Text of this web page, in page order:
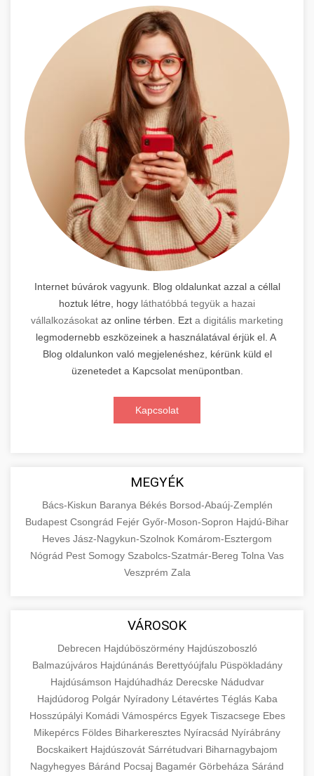
Internet búvárok vagyunk. Blog oldalunkat azzal a céllal
hoztuk létre, hogy láthatóbbá tegyük a hazai
vállalkozásokat az online térben. Ezt a digitális marketing
legmodernebb eszközeinek a használatával érjük el. A
Blog oldalunkon való megjelenéshez, kérünk küld el
üzenetedet a Kapcsolat menüpontban.
Kapcsolat
MEGYÉK
Bács-Kiskun Baranya Békés Borsod-Abaúj-Zemplén
Budapest Csongrád Fejér Győr-Moson-Sopron Hajdú-Bihar
Heves Jász-Nagykun-Szolnok Komárom-Esztergom
Nógrád Pest Somogy Szabolcs-Szatmár-Bereg Tolna Vas
Veszprém Zala
VÁROSOK
Debrecen Hajdúböszörmény Hajdúszoboszló
Balmazújváros Hajdúnánás Berettyóújfalu Püspökladány
Hajdúsámson Hajdúhadház Derecske Nádudvar
Hajdúdorog Polgár Nyíradony Létavértes Téglás Kaba
Hosszúpályi Komádi Vámospércs Egyek Tiszacsege Ebes
Mikepércs Földes Biharkeresztes Nyíracsád Nyírábrány
Bocskaikert Hajdúszovát Sárrétudvari Biharnagybajom
Nagyhegyes Báránd Pocsaj Bagamér Görbeháza Sáránd